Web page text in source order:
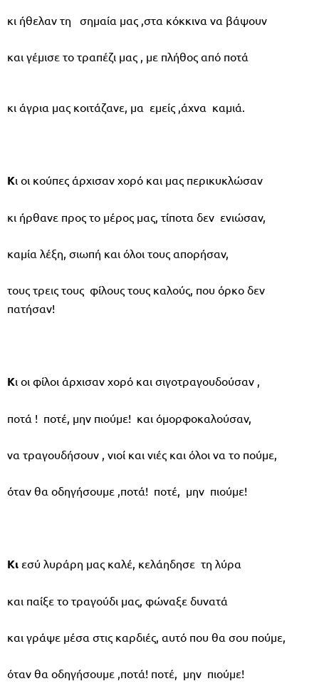
κι ήθελαν τη σημαία μας ,στα κόκκινα να βάψουν
και γέμισε το τραπέζι μας , με πλήθος από ποτά
κι άγρια μας κοιτάζανε, μα εμείς ,άχνα καμιά.
Κι οι κούπες άρχισαν χορό και μας περικυκλώσαν
κι ήρθανε προς το μέρος μας, τίποτα δεν ενιώσαν,
καμία λέξη, σιωπή και όλοι τους απορήσαν,
τους τρεις τους φίλους τους καλούς, που όρκο δεν
πατήσαν!
Κι οι φίλοι άρχισαν χορό και σιγοτραγουδούσαν ,
ποτά ! ποτέ, μην πιούμε! και όμορφοκαλούσαν,
να τραγουδήσουν , νιοί και νιές και όλοι να το πούμε,
όταν θα οδηγήσουμε ,ποτά! ποτέ, μην πιούμε!
Κι εσύ λυράρη μας καλέ, κελάηδησε τη λύρα
και παίξε το τραγούδι μας, φώναξε δυνατά
και γράψε μέσα στις καρδιές, αυτό που θα σου πούμε,
όταν θα οδηγήσουμε ,ποτά! ποτέ, μην πιούμε!